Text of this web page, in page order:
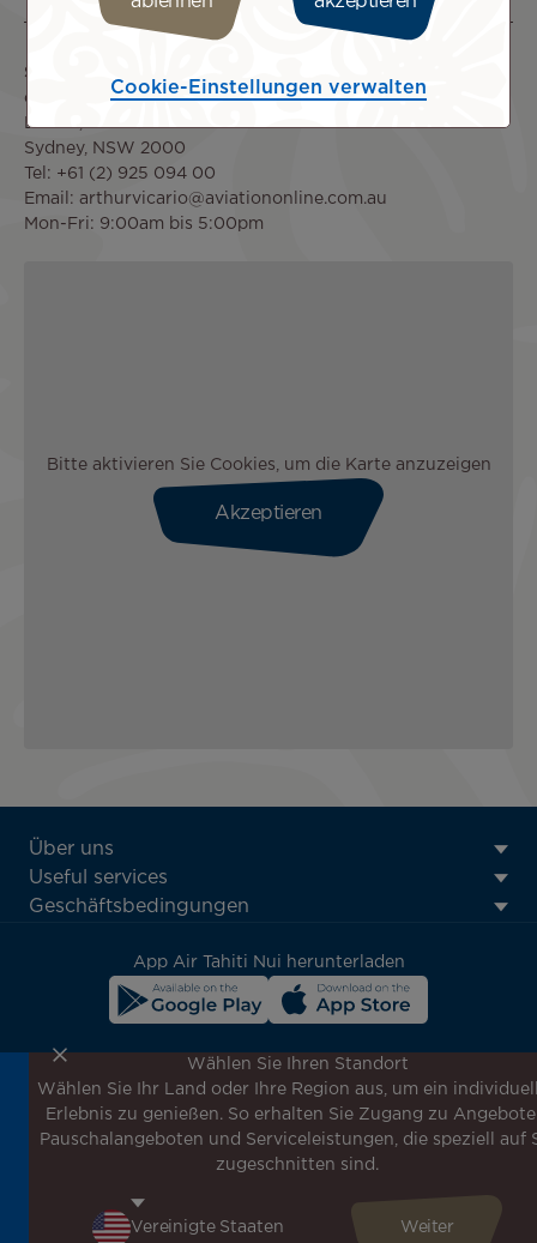
Sales Kontakt:
c/- Aviation Online
Level 1, 123 Clarence Street
Sydney, NSW 2000
Tel: +61 (2) 925 094 00
Email: arthurvicario@aviationonline.com.au
Mon-Fri: 9:00am bis 5:00pm
Bitte aktivieren Sie Cookies, um die Karte anzuzeigen
Akzeptieren
ATN:
Footer
menu
Über uns
Useful services
Geschäftsbedingungen
App Air Tahiti Nui herunterladen
Melden Sie sich für unseren Newsletter an, um die
neuesten Nachrichten zu erhalten!
Erhalten Sie unsere verschiedenen Sonderangebote und
Aktionen vor allen anderen, entdecken Sie unsere
inspirieren!
Wählen Sie Ihren Standort
Wählen Sie Ihr Land oder Ihre Region aus, um ein
Erlebnis zu genießen. So erhalten Sie Zugang zu
Pauschalangeboten und Serviceleistungen, die speziell auf
zugeschnitten sind.
Cookie-Einstellungen verwalten